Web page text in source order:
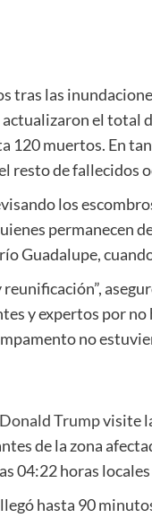
tras las
el total
120 muertos. En
resto de fallecidos
los
permanecen
Guadalupe,
y expertos por no
no
Donald Trumpvisite
de la zona
04:22 horas
hasta 90